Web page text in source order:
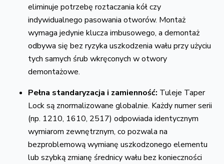
eliminuje potrzebę roztaczania kół czy
indywidualnego pasowania otworów. Montaż
wymaga jedynie klucza imbusowego, a demontaż
odbywa się bez ryzyka uszkodzenia wału przy użyciu
tych samych śrub wkręconych w otwory
demontażowe.
Pełna standaryzacja i zamienność: Tuleje Taper
Lock są znormalizowane globalnie. Każdy numer serii
(np. 1210, 1610, 2517) odpowiada identycznym
wymiarom zewnętrznym, co pozwala na
bezproblemową wymianę uszkodzonego elementu
lub szybką zmianę średnicy wału bez konieczności